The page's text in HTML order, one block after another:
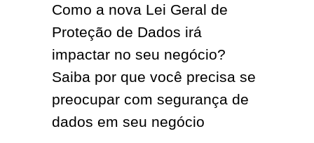
Como a nova Lei Geral de
Proteção de Dados irá
impactar no seu negócio?
Saiba por que você precisa se
preocupar com segurança de
dados em seu negócio